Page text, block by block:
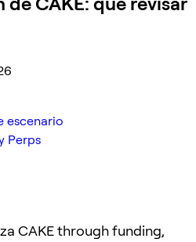
escenario
Perps
CAKE through funding,